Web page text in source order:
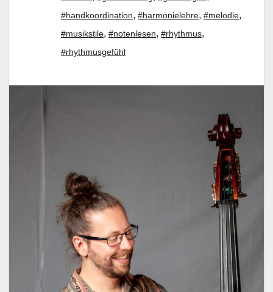
#handkoordination, #harmonielehre, #melodie,
#musikstile, #notenlesen, #rhythmus,
#rhythmusgefühl